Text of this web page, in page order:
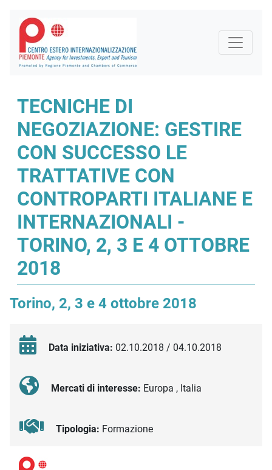
TECNICHE DI
NEGOZIAZIONE: GESTIRE
CON SUCCESSO LE
TRATTATIVE CON
CONTROPARTI ITALIANE E
INTERNAZIONALI -
TORINO, 2, 3 E 4 OTTOBRE
2018
Torino, 2, 3 e 4 ottobre 2018
Data iniziativa: 02.10.2018 / 04.10.2018
Mercati di interesse: Europa , Italia
Tipologia: Formazione